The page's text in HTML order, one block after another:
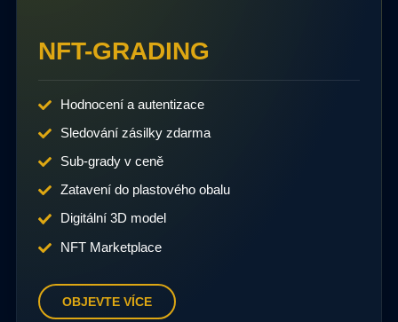
NFT-GRADING
Hodnocení a autentizace
Sledování zásilky zdarma
Sub-grady v ceně
Zatavení do plastového obalu
Digitální 3D model
NFT Marketplace
OBJEVTE VÍCE